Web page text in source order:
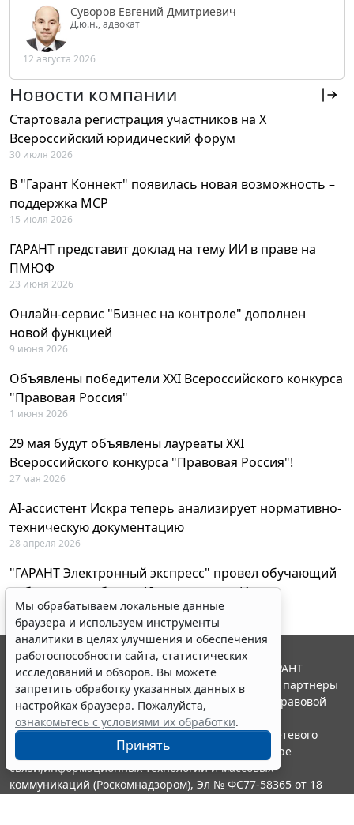
Суворов Евгений Дмитриевич
Д.ю.н., адвокат
12 августа 2026
Новости компании
Стартовала регистрация участников на X
Всероссийский юридический форум
30 июля 2026
В "Гарант Коннект" появилась новая возможность –
поддержка MCP
15 июля 2026
ГАРАНТ представит доклад на тему ИИ в праве на
ПМЮФ
23 июня 2026
Онлайн-сервис "Бизнес на контроле" дополнен
новой функцией
9 июня 2026
Объявлены победители XXI Всероссийского конкурса
"Правовая Россия"
1 июня 2026
29 мая будут объявлены лауреаты XXI
Всероссийского конкурса "Правовая Россия"!
27 мая 2026
AI-ассистент Искра теперь анализирует нормативно-
техническую документацию
28 апреля 2026
"ГАРАНТ Электронный экспресс" провел обучающий
вебинар по работе с AI-ассистентом Искра
23 апреля 2026
Мы обрабатываем локальные данные
браузера и используем инструменты
аналитики в целях улучшения и обеспечения
работоспособности сайта, статистических
исследований и обзоров. Вы можете
запретить обработку указанных данных в
настройках браузера. Пожалуйста,
ознакомьтесь с условиями их обработки.
Принять
© ООО "НПП "ГАРАНТ-СЕРВИС", 2026. Система ГАРАНТ
выпускается с 1990 года. Компания "Гарант" и ее партнеры
являются участниками Российской ассоциации правовой
информации ГАРАНТ.
Портал ГАРАНТ.РУ зарегистрирован в качестве сетевого
издания Федеральной службой по надзору в сфере
связи,информационных технологий и массовых
коммуникаций (Роскомнадзором), Эл № ФС77-58365 от 18